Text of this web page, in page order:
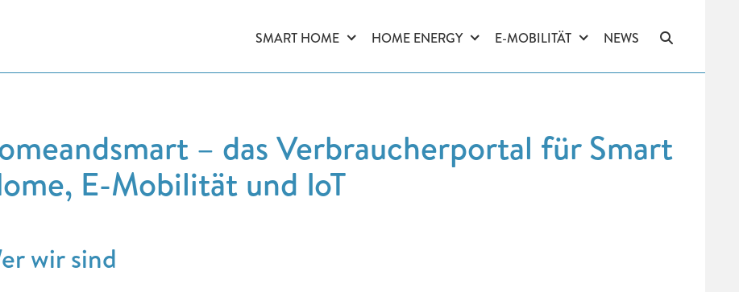
SMART HOME HOME ENERGY E-MOBILITÄT NEWS
– das Verbraucherportal für Smart
E-Mobilität und IoT
wir sind